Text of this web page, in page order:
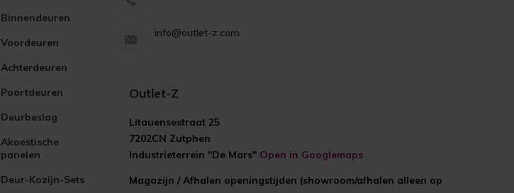
Binnendeuren
Voordeuren
Achterdeuren
Poortdeuren
Deurbeslag
Akoestische
panelen
Deur-Kozijn-Sets
info@outlet-z.com
Outlet-Z
Litauensestraat 25
7202CN Zutphen
Industrieterrein "De Mars" Open in Googlemaps
Magazijn / Afhalen openingstijden (showroom/afhalen alleen op